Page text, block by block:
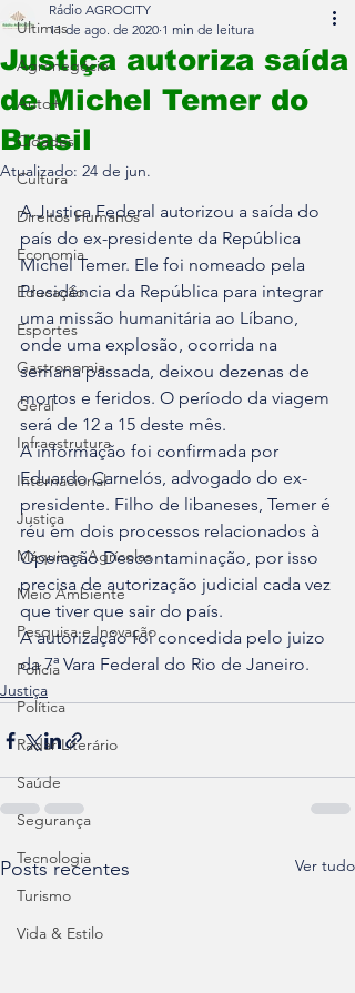
Últimas
Agronegócio
Auto+
Cidades
Cultura
Direitos Humanos
Economia
Educação
Esportes
Gastronomia
Geral
Infraestrutura
Internacional
Justiça
Máquinas Agrícolas
Meio Ambiente
Pesquisa e Inovação
Polícia
Política
Radar Literário
Saúde
Segurança
Tecnologia
Turismo
Vida & Estilo
Justiça autoriza saída
de Michel Temer do
Brasil
Rádio AGROCITY
11 de ago. de 2020 1 min de leitura
Atualizado: 24 de jun.
A Justiça Federal autorizou a saída do
país do ex-presidente da República
Michel Temer. Ele foi nomeado pela
Presidência da República para integrar
uma missão humanitária ao Líbano,
onde uma explosão, ocorrida na
semana passada, deixou dezenas de
mortos e feridos. O período da viagem
será de 12 a 15 deste mês.
A informação foi confirmada por
Eduardo Carnelós, advogado do ex-
presidente. Filho de libaneses, Temer é
réu em dois processos relacionados à
Operação Descontaminação, por isso
precisa de autorização judicial cada vez
que tiver que sair do país.
A autorização foi concedida pelo juizo
da 7ª Vara Federal do Rio de Janeiro.
Justiça
Posts recentes Ver tudo